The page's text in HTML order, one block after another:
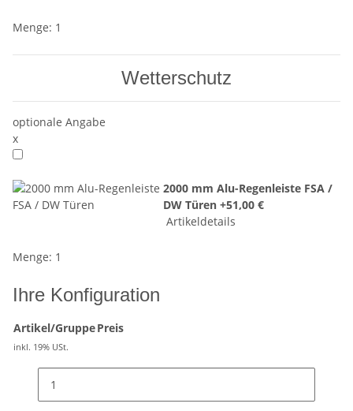
Menge: 1
Wetterschutz
optionale Angabe
x
2000 mm Alu-Regenleiste FSA /
DW Türen+51,00 €
Artikeldetails
Menge: 1
Ihre Konfiguration
Artikel/GruppePreis
inkl. 19% USt.